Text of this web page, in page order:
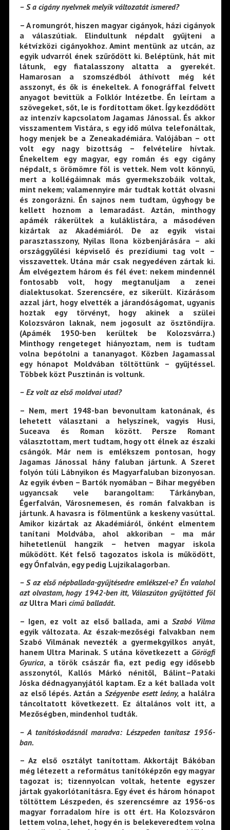
– S a cigány nyelvnek melyik változatát ismered?
– A romungrót, hiszen magyar cigányok, házi cigányok
a válaszútiak. Elindultunk népdalt gyűjteni a
kétvízközi cigányokhoz. Amint mentünk az utcán, az
egyik udvarról ének szűrődött ki. Beléptünk, hát mit
látunk, egy fiatalasszony altatta a gyerekét.
Hamarosan a szomszédból áthívott még két
asszonyt, és ők is énekeltek. A fonográffal felvett
anyagot bevittük a Folklór Intézetbe. Én leírtam a
szövegeket, sőt, le is fordítottam őket. Így kezdődött
az intenzív kapcsolatom Jagamas Jánossal. És akkor
visszamentem Vistára, s egy idő múlva telefonáltak,
hogy menjek be a Zeneakadémiára. Valójában – ott
volt egy nagy bizottság – felvételire hívtak.
Énekeltem egy magyar, egy román és egy cigány
népdalt, s örömömre föl is vettek. Nem volt könnyű,
mert a kollégáimnak más gyermekszobáik voltak,
mint nekem; valamennyire már tudtak kottát olvasni
és zongorázni. Én sajnos nem tudtam, úgyhogy be
kellett hoznom a lemaradást. Aztán, minthogy
apámék rákerültek a kuláklistára, a másodéven
kizártak az Akadémiáról. De az egyik vistai
parasztasszony, Nyilas Ilona közbenjárására – aki
országgyűlési képviselő és prezídiumi tag volt –
visszavettek. Utána már csak negyedéven zártak ki.
Ám elvégeztem három és fél évet: nekem mindennél
fontosabb volt, hogy megtanuljam a zenei
dialektusokat. Szerencsére, ez sikerült. Kizárásom
azzal járt, hogy elvették a járandóságomat, ugyanis
hoztak egy törvényt, hogy akinek a szülei
Kolozsváron laknak, nem jogosult az ösztöndíjra.
(Apámék 1950-ben kerültek be Kolozsvárra.)
Minthogy rengeteget hiányoztam, nem is tudtam
volna bepótolni a tananyagot. Közben Jagamassal
egy hónapot Moldvában töltöttünk – gyűjtéssel.
Többek közt Pusztinán is voltunk.
­– Ez volt az első moldvai utad?
– Nem, mert 1948-ban bevonultam katonának, és
lehetett választani a helyszínek, vagyis Husi,
Suceava és Roman között. Persze Romant
választottam, mert tudtam, hogy ott élnek az északi
csángók. Már nem is emlékszem pontosan, hogy
Jagamas Jánossal hány faluban jártunk. A Szeret
folyón túli Lábnyikon és Magyarfaluban bizonyosan.
Az egyik évben – Bartók nyomában – Bihar megyében
ugyancsak vele barangoltam: Tárkányban,
Égerfalván, Városnemesen, és román falvakban is
jártunk. A havasra is fölmentünk a keskeny vasúttal.
Amikor kizártak az Akadémiáról, önként elmentem
tanítani Moldvába, ahol akkoriban – ma már
hihetetlenül hangzik – hetven magyar iskola
működött. Két felső tagozatos iskola is működött,
egy Ónfalván, egy pedig Lujzikalagorban.
– S az első népballada-gyűjtésedre emlékszel-e? Én valahol
azt olvastam, hogy 1942-ben itt, Válaszúton gyűjtötted föl
az Ultra Mari című balladát.
– Igen, ez volt az első ballada, ami a Szabó Vilma
egyik változata. Az észak-mezőségi falvakban nem
Szabó Vilmának nevezték a gyermekgyilkos anyát,
hanem Ultra Marinak. S utána következett a Görögfi
Gyurica, a török császár fia, ezt pedig egy idősebb
asszonytól, Kallós Márkó nénitől, Bálint–Pataki
Jóska dédnagyanyjától kaptam. Ez a két ballada volt
az első lépés. Aztán aSzégyenbe esett leány, a halálra
táncoltatott következett. Ez általános volt itt, a
Mezőségben, mindenhol tudták.
– A tanítóskodásnál maradva: Lészpeden tanítasz 1956-
ban.
– Az első osztályt tanítottam. Akkortájt Bákóban
még létezett a református tanítóképzőn egy magyar
tagozat is; tizennyolcan voltak, hetente egyszer
jártak gyakorlótanításra. Egy évet és három hónapot
töltöttem Lészpeden, és szerencsémre az 1956-os
magyar forradalom híre is ott ért. Ha Kolozsváron
lettem volna, lehet, hogy én is belekeveredtem volna